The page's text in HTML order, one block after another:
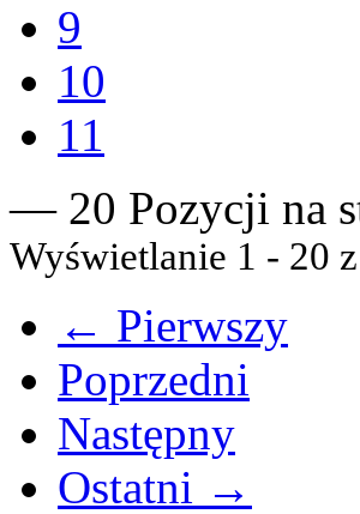
9
10
11
— 20 Pozycji na
Wyświetlanie 1 - 20
← Pierwszy
Poprzedni
Następny
Ostatni →